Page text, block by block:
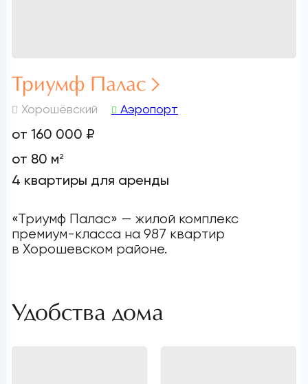
Триумф Палас
Хорошёвский Аэропорт
от 160 000 ₽
от 80 м 2
4 квартиры для аренды
«Триумф Палас» — жилой комплекс
премиум-класса на 987 квартир
в Хорошевском районе.
Удобства дома